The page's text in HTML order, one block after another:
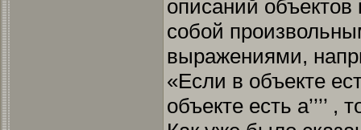
описаний
собой
выражениями,
«Если в объекте
объекте есть а’’’’